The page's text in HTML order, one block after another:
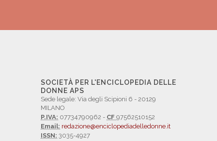
SOCIETÀ PER L'ENCICLOPEDIA DELLE
DONNE APS
Sede legale: Via degli Scipioni 6 - 20129
MILANO
P.IVA: 07734790962 - CF 97562510152
Email: redazione@enciclopediadelledonne.it
ISSN: 3035-4927